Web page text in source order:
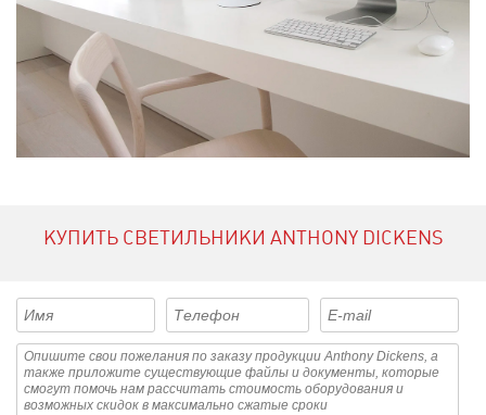
КУПИТЬ СВЕТИЛЬНИКИ ANTHONY DICKENS